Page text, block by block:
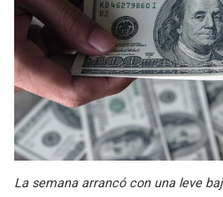
La semana arrancó con una leve